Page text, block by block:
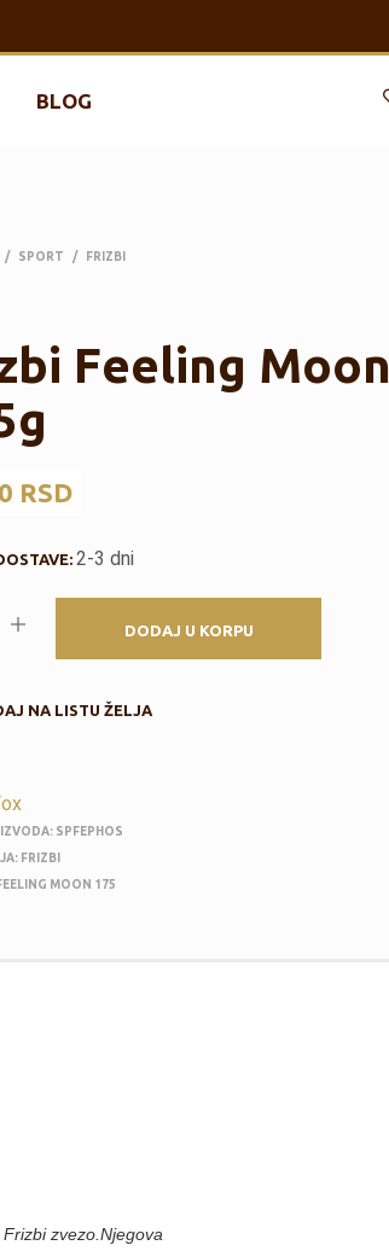
BLOG
/ SPORT / FRIZBI
Feeling Moon
RSD
2-3 dni
DODAJ U KORPU
NA LISTU ŽELJA
SPFEPHOS
FRIZBI
MOON 175
zvezo.Njegova